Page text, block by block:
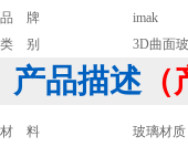
品 牌
imak
类 别
3D曲面
产品描述
材 料
玻璃材质